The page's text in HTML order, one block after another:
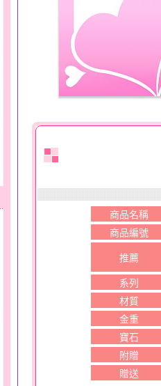
商品名稱
商品編號
推薦
系列
材質
金重
寶石
附贈
贈送